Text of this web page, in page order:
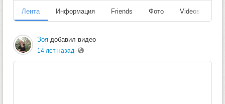
Лента Информация Friends Фото Videos
Зоя добавил видео
14 лет назад